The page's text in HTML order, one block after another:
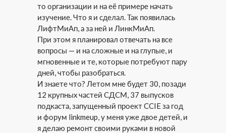
то организации и на её примере начать
изучение. Что я и сделал. Так появилась
ЛифтМиАп, а за ней и ЛинкМиАп.
При этом я планировал отвечать на все
вопросы — и на сложные и на глупые, и
мгновенные и те, которые потребуют пару
дней, чтобы разобраться.
И знаете что? Летом мне будет 30, позади
12 крупных частей СДСМ, 37 выпусков
подкаста, запущенный проект CCIE за год
и форум linkmeup, у меня уже двое детей, и
я делаю ремонт своими руками в новой